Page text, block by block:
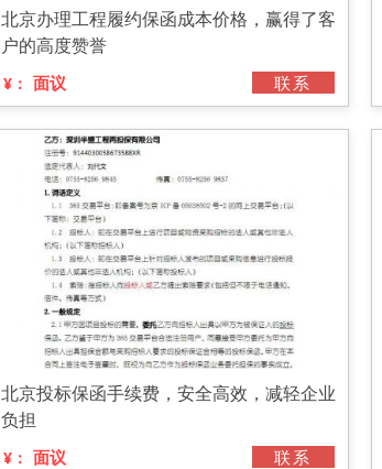
北京办理工程履约保函成本价格，赢得了客
户的高度赞誉
¥： 面议 联系
北京投标保函手续费，安全高效，减轻企业
负担
¥： 面议 联系